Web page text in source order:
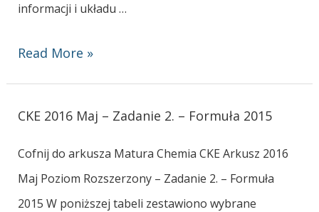
informacji i układu …
Read More »
CKE 2016 Maj – Zadanie 2. – Formuła 2015
Cofnij do arkusza Matura Chemia CKE Arkusz 2016
Maj Poziom Rozszerzony – Zadanie 2. – Formuła
2015 W poniższej tabeli zestawiono wybrane